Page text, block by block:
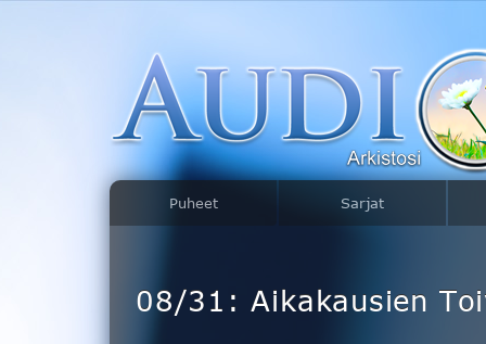
Puheet Sarjat
08/31: Aikakausien